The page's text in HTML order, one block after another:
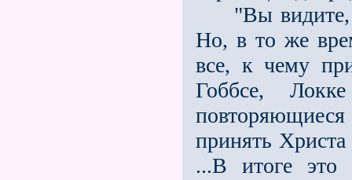
"Вы видите,
Но, в то же
все, к чему
Гоббсе,
принять
...В итоге это